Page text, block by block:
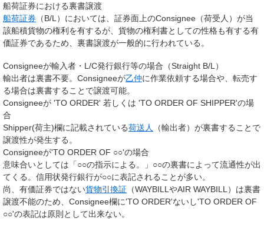
船荷証券における裏書譲渡
船荷証券 （B/L）においては、証券面上のConsignee（荷受人）が当
該船積貨物の権利を有するが、貨物の権利書としての性格も有する有
価証券であるため、裏書譲渡が一般的に行われている。
Consigneeが輸入者・L/C発行銀行等の場合（Straight B/L）
輸出者は裏書不要。Consigneeが乙仲に作業依頼する場合や、転売す
る場合は裏書することで譲渡可能。
Consigneeが 'TO ORDER' 若しくは 'TO ORDER OF SHIPPER'の場
合
Shipper(荷主)欄に記載されている荷送人
（輸出者）が裏書することで
譲渡性が発生する。
Consigneeが'TO ORDER OF ○○'の場合
意味合いとしては「○○の指示による。」○○の裏書によって流通性が出
てくる。信用状発行銀行が○○に表記されることが多い。
尚、有価証券ではない貨物引換証 （WAYBILLやAIR WAYBILL）は裏書
譲渡不能のため、Consignee欄に'TO ORDER'ないし'TO ORDER OF
○○'の表記は原則として出来ない。